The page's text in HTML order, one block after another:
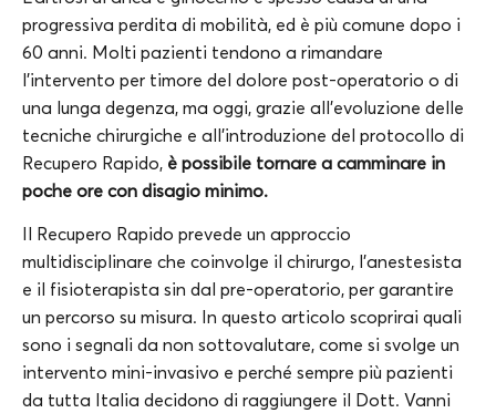
progressiva perdita di mobilità, ed è più comune dopo i
60 anni. Molti pazienti tendono a rimandare
l’intervento per timore del dolore post-operatorio o di
una lunga degenza, ma oggi, grazie all’evoluzione delle
tecniche chirurgiche e all’introduzione del protocollo di
Recupero Rapido, è possibile tornare a camminare in
poche ore con disagio minimo.
Il Recupero Rapido prevede un approccio
multidisciplinare che coinvolge il chirurgo, l’anestesista
e il fisioterapista sin dal pre-operatorio, per garantire
un percorso su misura. In questo articolo scoprirai quali
sono i segnali da non sottovalutare, come si svolge un
intervento mini-invasivo e perché sempre più pazienti
da tutta Italia decidono di raggiungere il Dott. Vanni